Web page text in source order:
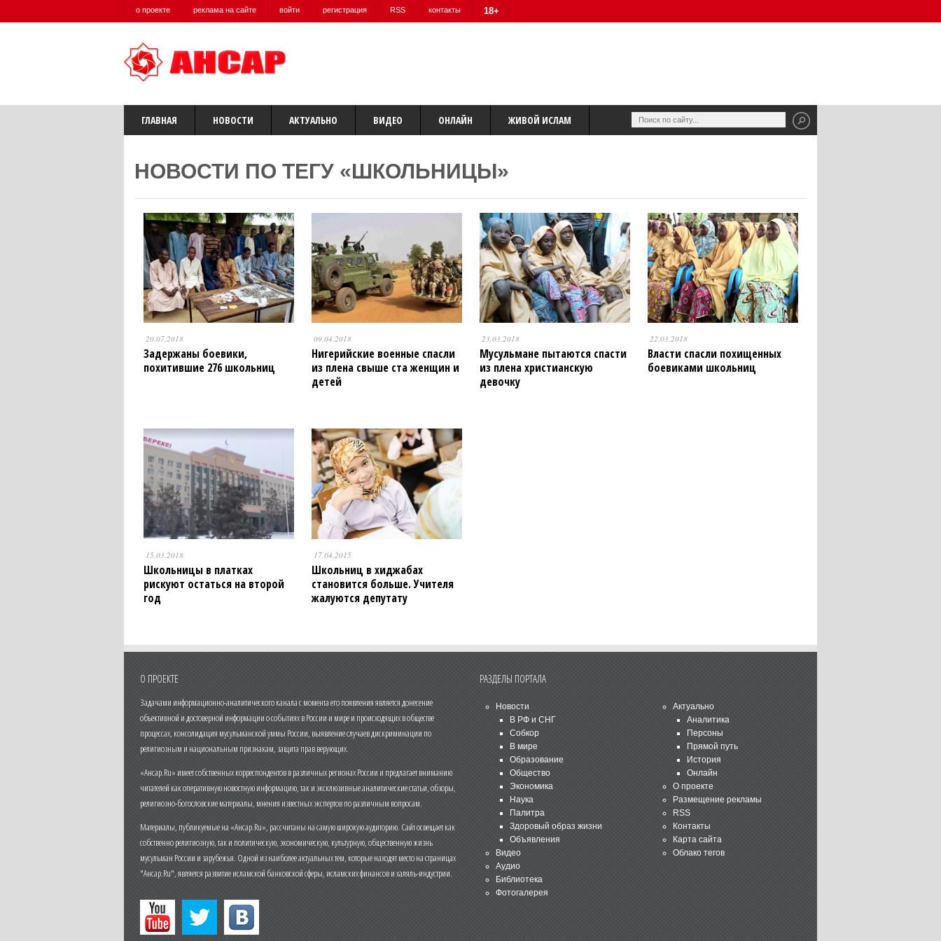
о проекте реклама на сайте войти регистрация RSS контакты 18+
ГЛАВНАЯ НОВОСТИ АКТУАЛЬНО ВИДЕО ОНЛАЙН ЖИВОЙ ИСЛАМ
НОВОСТИ ПО ТЕГУ «ШКОЛЬНИЦЫ»
20.07.2018
Задержаны боевики,
похитившие 276 школьниц
09.04.2018
Нигерийские военные спасли
из плена свыше ста женщин и
детей
23.03.2018
Мусульмане пытаются спасти
из плена христианскую
девочку
22.03.2018
Власти спасли похищенных
боевиками школьниц
15.03.2018
Школьницы в платках
рискуют остаться на второй
год
17.04.2015
Школьниц в хиджабах
становится больше. Учителя
жалуются депутату
О ПРОЕКТЕ
Задачами информационно-аналитического канала с момента его появления является донесение
объективной и достоверной информации о событиях в России и мире и происходящих в обществе
процессах, консолидация мусульманской уммы России, выявление случаев дискриминации по
религиозным и национальным признакам, защита прав верующих.
«Ансар.Ru» имеет собственных корреспондентов в различных регионах России и предлагает вниманию
читателей как оперативную новостную информацию, так и эксклюзивные аналитические статьи, обзоры,
религиозно-богословские материалы, мнения известных экспертов по различным вопросам.
Материалы, публикуемые на «Ансар.Ru», рассчитаны на самую широкую аудиторию. Сайт освещает как
собственно религиозную, так и политическую, экономическую, культурную, общественную жизнь
мусульман России и зарубежья. Одной из наиболее актуальных тем, которые находят место на страницах
"Ансар.Ru", является развитие исламской банковской сферы, исламских финансов и халяль-индустрии.
РАЗДЕЛЫ ПОРТАЛА
Новости
В РФ и СНГ
Собкор
В мире
Образование
Общество
Экономика
Наука
Палитра
Здоровый образ жизни
Объявления
Видео
Аудио
Библиотека
Фотогалерея
Актуально
Аналитика
Персоны
Прямой путь
История
Онлайн
О проекте
Размещение рекламы
RSS
Контакты
Карта сайта
Облако тегов